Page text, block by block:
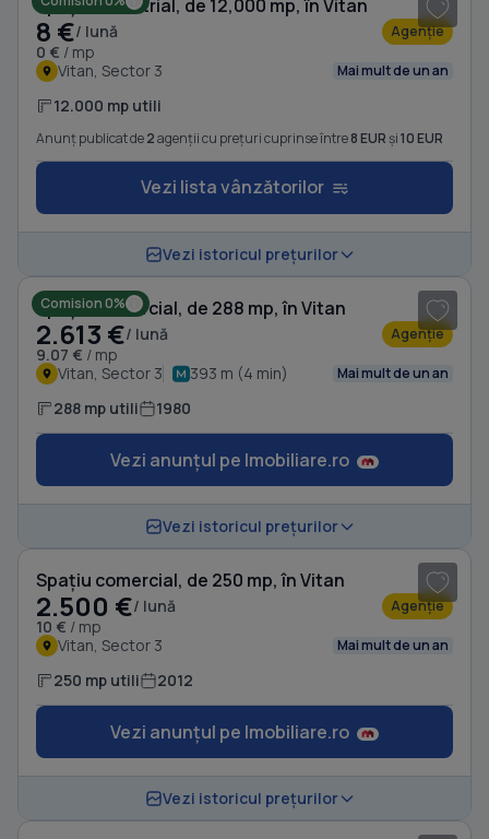
Spațiu industrial, de 12,000 mp, în Vitan
8 €/ lună
0 € / mp
Agenție
Vitan, Sector 3 Mai mult de un an
12.000 mp utili
Anunț publicat de2agenții cu prețuri cuprinse între8 EURși10 EUR
Vezi lista vânzătorilor
Vezi istoricul prețurilor
Comision 0%
Spațiu comercial, de 288 mp, în Vitan
2.613 €/ lună
9.07 € / mp
Agenție
Vitan, Sector 3 393 m (4 min) Mai mult de un an
288 mp utili 1980
Vezi anunțul pe Imobiliare.ro
Vezi istoricul prețurilor
Spațiu comercial, de 250 mp, în Vitan
2.500 €/ lună
10 € / mp
Agenție
Vitan, Sector 3 Mai mult de un an
250 mp utili 2012
Vezi anunțul pe Imobiliare.ro
Vezi istoricul prețurilor